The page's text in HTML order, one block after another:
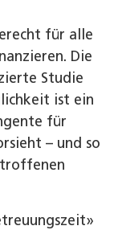
für alle
Die
Studie
ist ein
für
– und so